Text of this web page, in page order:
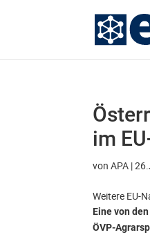
im
vonAPA |
Weitere EU-
Eine von
ÖVP-